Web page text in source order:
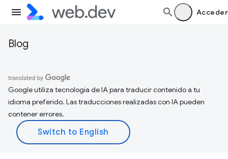
Acceder
Blog
Google utiliza tecnología de IA para traducir contenido a tu
idioma preferido. Las traducciones realizadas con IA pueden
contener errores.